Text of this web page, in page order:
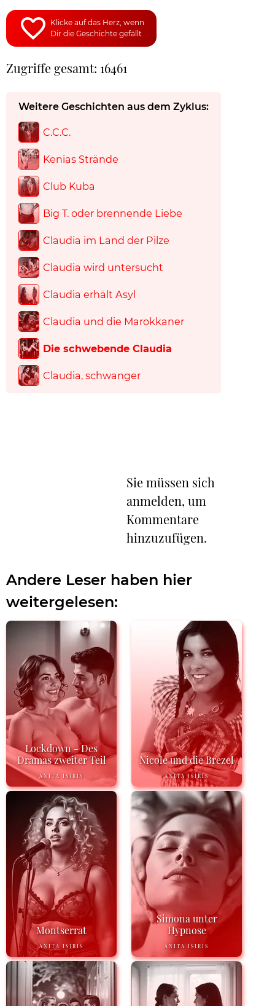
Klicke auf das Herz, wenn
Dir die Geschichte gefällt
Zugriffe gesamt: 16461
Weitere Geschichten aus dem Zyklus:
C.C.C.
Kenias Strände
Club Kuba
Big T. oder brennende Liebe
Claudia im Land der Pilze
Claudia wird untersucht
Claudia erhält Asyl
Claudia und die Marokkaner
Die schwebende Claudia
Claudia, schwanger
Sie müssen sich
anmelden, um
Kommentare
hinzuzufügen.
Andere Leser haben hier
weitergelesen:
Lockdown - Des
Dramas zweiter Teil
ANITA ISIRIS
Nicole und die Brezel
ANITA ISIRIS
Montserrat
ANITA ISIRIS
Simona unter
Hypnose
ANITA ISIRIS